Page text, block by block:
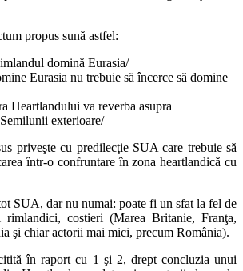
propus sună astfel:
domină Eurasia/
Eurasia nu trebuie să încerce să domine
Heartlandului va reverba asupra
exterioare/
priveşte cu predilecţie SUA care trebuie să
într-o confruntare în zona heartlandică cu
SUA, dar nu numai: poate fi un sfat la fel de
costieri (Marea Britanie, Franţa,
şi chiar actorii mai mici, precum România).
în raport cu 1 şi 2, drept concluzia unui